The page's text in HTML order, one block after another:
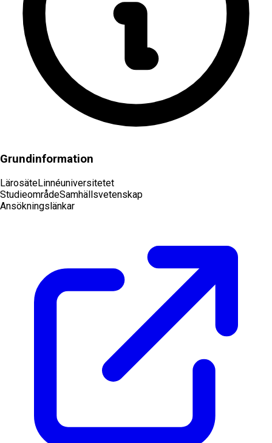
Grundinformation
LärosäteLinnéuniversitetet
StudieområdeSamhällsvetenskap
Ansökningslänkar